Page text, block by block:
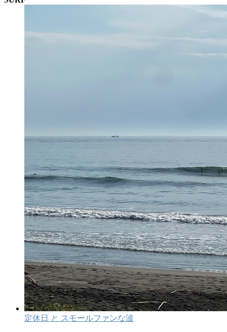
定休日 と スモールファンな波